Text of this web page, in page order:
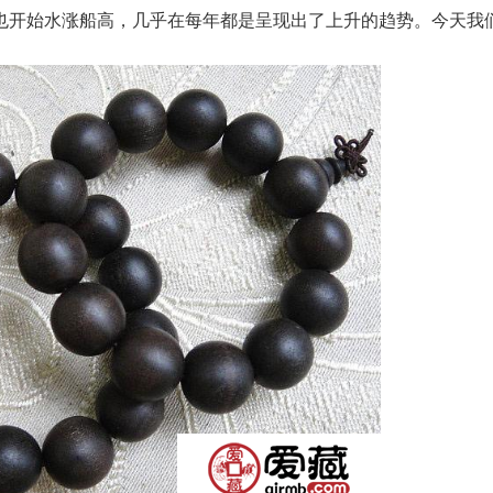
始水涨船高，几乎在每年都是呈现出了上升的趋势。今天我